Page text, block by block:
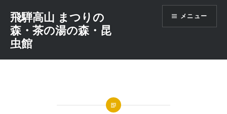
飛騨高山 まつりの
森・茶の湯の森・昆
虫館
メニュー